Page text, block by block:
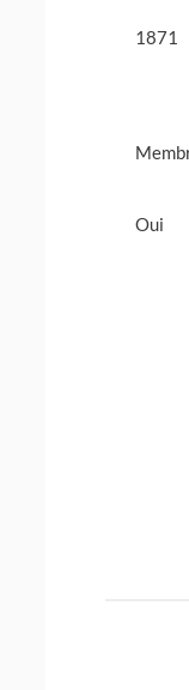
1871
Oui